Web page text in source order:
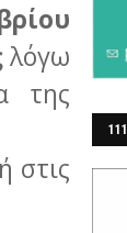
λόγω
της
στις